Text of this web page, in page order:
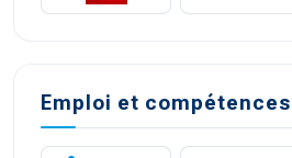
Emploi et compétences